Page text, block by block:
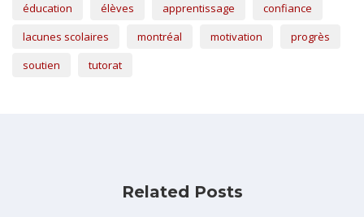
éducation élèves apprentissage
confiance
lacunes scolaires
montréal motivation
progrès
soutien
tutorat
Related Posts